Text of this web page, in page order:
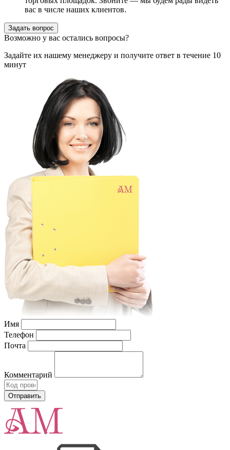
вас в числе наших клиентов.
Задать вопрос
Возможно у вас остались вопросы?
Задайте их нашему менеджеру и получите ответ в течение 10
минут
Имя
Телефон
Почта
Комментарий